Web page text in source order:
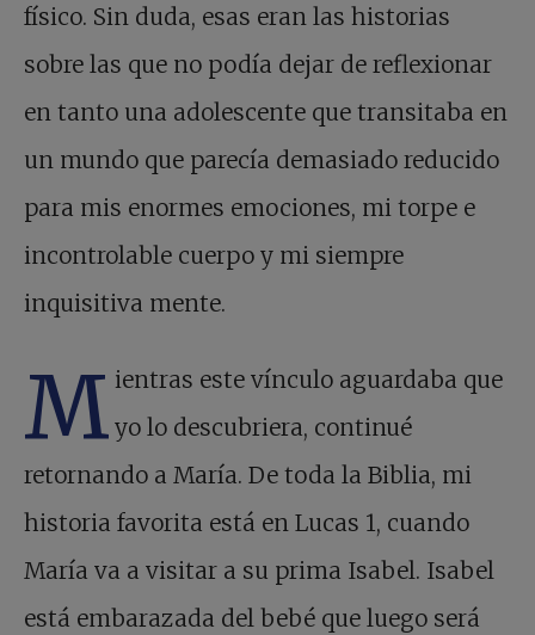
físico. Sin duda, esas eran las historias
sobre las que no podía dejar de reflexionar
en tanto una adolescente que transitaba en
un mundo que parecía demasiado reducido
para mis enormes emociones, mi torpe e
incontrolable cuerpo y mi siempre
inquisitiva mente.
M ientras este vínculo aguardaba que
yo lo descubriera, continué
retornando a María. De toda la Biblia, mi
historia favorita está en Lucas 1, cuando
María va a visitar a su prima Isabel. Isabel
está embarazada del bebé que luego será